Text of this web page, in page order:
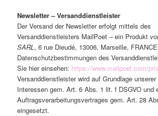
Newsletter – Versanddienstleister
Der Versand der Newsletter erfolgt mittels des
Versanddienstleisters MailPoet – ein Produkt
SARL, 6 rue Dieudé, 13006, Marseille,
Datenschutzbestimmungen des
Sie hier einsehen: https://www.mailpoet.com/
Versanddienstleister wird auf Grundlage
Interessen gem. Art. 6 Abs. 1 lit. f DSGVO und
Auftragsverarbeitungsvertrages gem. Art. 28
eingesetzt.